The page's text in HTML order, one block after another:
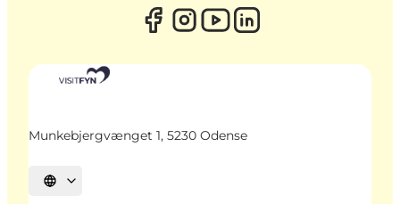
Munkebjergvænget 1, 5230 Odense
Sprache auswählen